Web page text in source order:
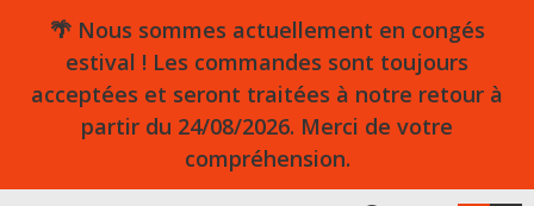
🌴 Nous sommes actuellement en congés
estival ! Les commandes sont toujours
acceptées et seront traitées à notre retour à
partir du 24/08/2026. Merci de votre
compréhension.